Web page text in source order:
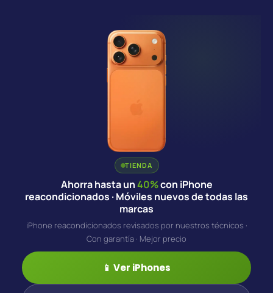
TIENDA
Ahorra hasta un40%con iPhone
reacondicionados · Móviles nuevos de todas las
marcas
iPhone reacondicionados revisados por nuestros técnicos ·
Con garantía · Mejor precio
📱 Ver iPhones